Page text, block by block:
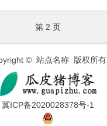
第 2 页
© 站点名称 版权所有.
冀ICP备2020028378号-1